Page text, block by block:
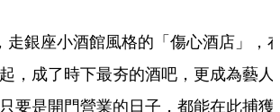
走銀座小酒館風格的「傷心酒店」，
，成了時下最夯的酒吧，更成為藝人
要是開門營業的日子，都能在此捕獲